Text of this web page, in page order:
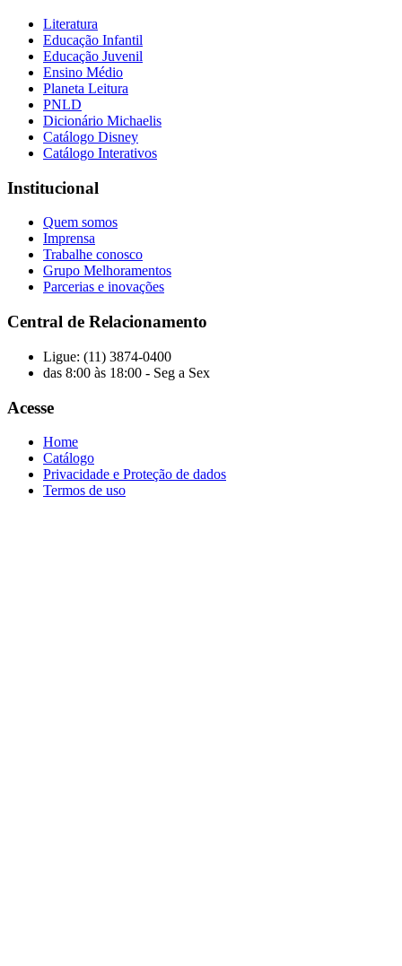
Literatura
Educação Infantil
Educação Juvenil
Ensino Médio
Planeta Leitura
PNLD
Dicionário Michaelis
Catálogo Disney
Catálogo Interativos
Institucional
Quem somos
Imprensa
Trabalhe conosco
Grupo Melhoramentos
Parcerias e inovações
Central de Relacionamento
Ligue: (11) 3874-0400
das 8:00 às 18:00 - Seg a Sex
Acesse
Home
Catálogo
Privacidade e Proteção de dados
Termos de uso